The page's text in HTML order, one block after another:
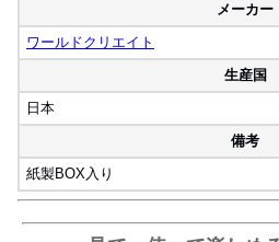
メーカー
ワールドクリエイト
生産国
日本
備考
紙製BOX入り